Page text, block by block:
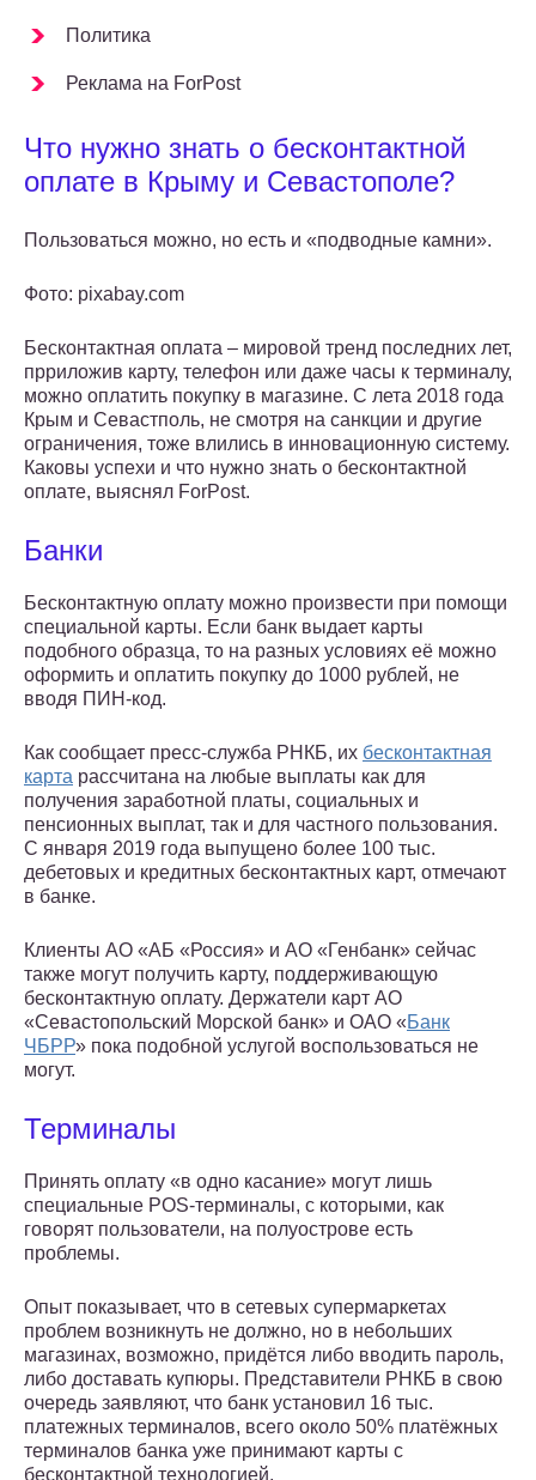
Политика
Реклама на ForPost
Что нужно знать о бесконтактной
оплате в Крыму и Севастополе?
Пользоваться можно, но есть и «подводные камни».
Фото: pixabay.com
Бесконтактная оплата – мировой тренд последних лет,
прриложив карту, телефон или даже часы к терминалу,
можно оплатить покупку в магазине. С лета 2018 года
Крым и Севастполь, не смотря на санкции и другие
ограничения, тоже влились в инновационную систему.
Каковы успехи и что нужно знать о бесконтактной
оплате, выяснял ForPost.
Банки
Бесконтактную оплату можно произвести при помощи
специальной карты. Если банк выдает карты
подобного образца, то на разных условиях её можно
оформить и оплатить покупку до 1000 рублей, не
вводя ПИН-код.
Как сообщает пресс-служба РНКБ, их бесконтактная
карта рассчитана на любые выплаты как для
получения заработной платы, социальных и
пенсионных выплат, так и для частного пользования.
С января 2019 года выпущено более 100 тыс.
дебетовых и кредитных бесконтактных карт, отмечают
в банке.
Клиенты АО «АБ «Россия» и АО «Генбанк» сейчас
также могут получить карту, поддерживающую
бесконтактную оплату. Держатели карт АО
«Севастопольский Морской банк» и ОАО «Банк
ЧБРР» пока подобной услугой воспользоваться не
могут.
Терминалы
Принять оплату «в одно касание» могут лишь
специальные POS-терминалы, с которыми, как
говорят пользователи, на полуострове есть
проблемы.
Опыт показывает, что в сетевых супермаркетах
проблем возникнуть не должно, но в небольших
магазинах, возможно, придётся либо вводить пароль,
либо доставать купюры. Представители РНКБ в свою
очередь заявляют, что банк установил 16 тыс.
платежных терминалов, всего около 50% платёжных
терминалов банка уже принимают карты с
бесконтактной технологией.